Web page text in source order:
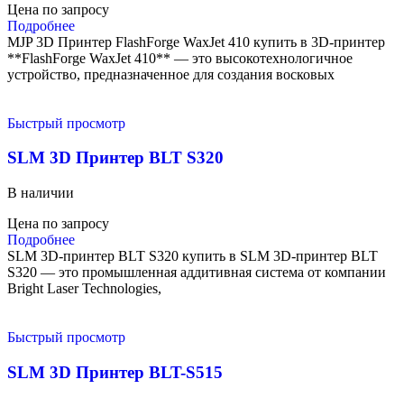
Цена по запросу
Подробнее
MJP 3D Принтер FlashForge WaxJet 410 купить в 3D-принтер
**FlashForge WaxJet 410** — это высокотехнологичное
устройство, предназначенное для создания восковых
Быстрый просмотр
SLM 3D Принтер BLT S320
В наличии
Цена по запросу
Подробнее
SLM 3D-принтер BLT S320 купить в SLM 3D-принтер BLT
S320 — это промышленная аддитивная система от компании
Bright Laser Technologies,
Быстрый просмотр
SLM 3D Принтер BLT-S515